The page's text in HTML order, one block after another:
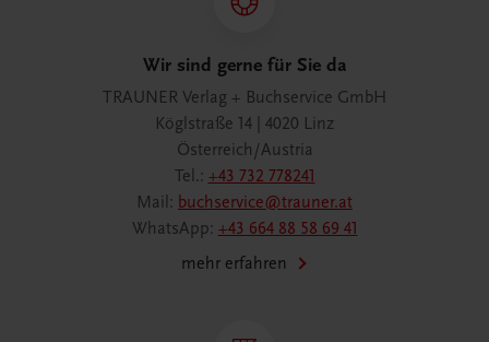
Wir sind gerne für Sie da
TRAUNER Verlag + Buchservice GmbH
Köglstraße 14 | 4020 Linz
Österreich/Austria
Tel.: +43 732 778241
Mail: buchservice@trauner.at
WhatsApp: +43 664 88 58 69 41
mehr erfahren